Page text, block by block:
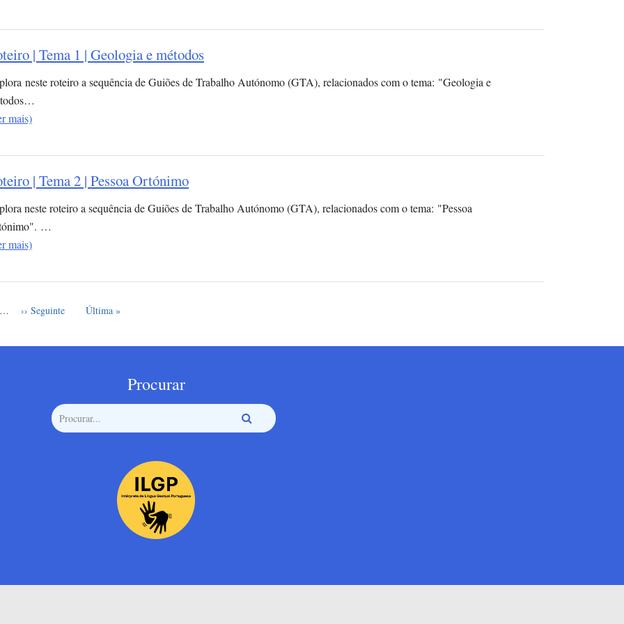
| Tema 1 | Geologia e métodos
neste roteiro a sequência de Guiões de Trabalho Autónomo (GTA), relacionados com o tema: "Geologia e
mais)
| Tema 2 | Pessoa Ortónimo
neste roteiro a sequência de Guiões de Trabalho Autónomo (GTA), relacionados com o tema: "Pessoa
…
mais)
… Próxima página
›› Seguinte Última página
Última »
Procurar